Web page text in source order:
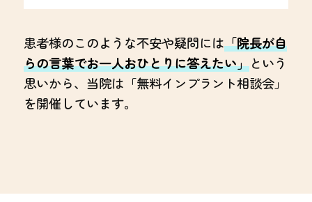
患者様のこのような不安や疑問には「院長が自
らの言葉でお一人おひとりに答えたい」という
思いから、当院は「無料インプラント相談会」
を開催しています。